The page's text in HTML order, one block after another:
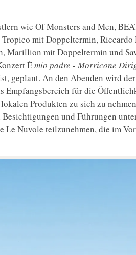
wie Of Monsters and Men,
Tropico mit Doppeltermin,
Marillion mit Doppeltermin und
Èmio padre - Morricone
geplant. An den Abenden wird
Empfangsbereich für die
Produkten zu sich zu
und Führungen
Nuvole teilzunehmen, die im